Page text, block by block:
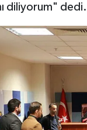
diliyorum" dedi.